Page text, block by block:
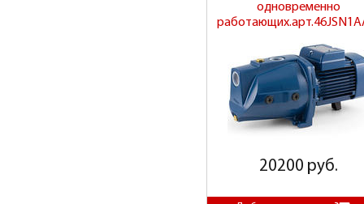
одновременно
20200 руб.